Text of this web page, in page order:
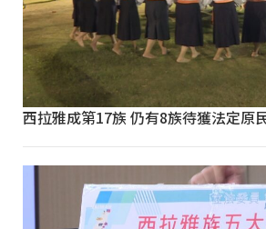
西拉雅成第17族 仍有8族待獲法定原